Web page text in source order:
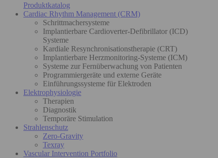
Produktkatalog
Cardiac Rhythm Management (CRM)
Schrittmachersysteme
Implantierbare Cardioverter-Defibrillator (ICD)
Systeme
Kardiale Resynchronisationstherapie (CRT)
Implantierbare Herzmonitoring-Systeme (ICM)
Systeme zur Fernüberwachung von Patienten
Programmiergeräte und externe Geräte
Einführungssysteme für Elektroden
Elektrophysiologie
Therapien
Diagnostik
Temporäre Stimulation
Strahlenschutz
Zero-Gravity
Texray
Vascular Intervention Portfolio